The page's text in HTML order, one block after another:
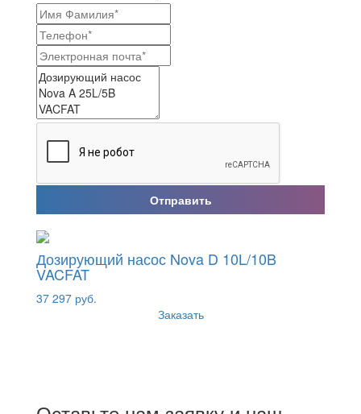
Отправить
Дозирующий насос Nova D 10L/10B
VACFAT
37 297 руб.
Заказать